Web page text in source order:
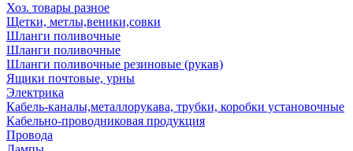
Хоз. товары разное
Щетки, метлы,веники,совки
Шланги поливочные
Шланги поливочные
Шланги поливочные резиновые (рукав)
Ящики почтовые, урны
Электрика
Кабель-каналы,металлорукава, трубки, коробки установочные
Кабельно-проводниковая продукция
Провода